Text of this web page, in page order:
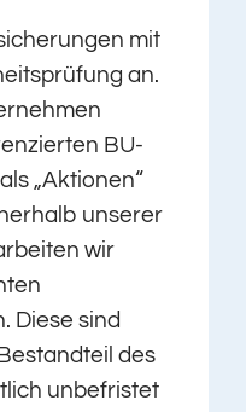
mit
an.
BU-
„Aktionen“
unserer
wir
Diese sind
des
unbefristet